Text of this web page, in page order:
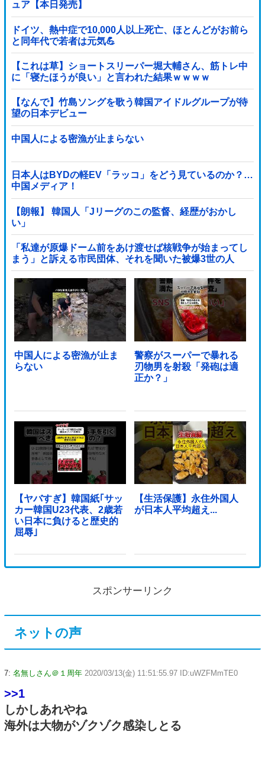
ュア【本日発売】
ドイツ、熱中症で10,000人以上死亡、ほとんどがお前ら
と同年代で若者は元気💪
【これは草】ショートスリーパー堀大輔さん、筋トレ中
に「寝たほうが良い」と言われた結果ｗｗｗｗ
【なんで】竹島ソングを歌う韓国アイドルグループが待
望の日本デビュー
中国人による密漁が止まらない
日本人はBYDの軽EV「ラッコ」をどう見ているのか？…
中国メディア！
【朗報】 韓国人「Jリーグのこの監督、経歴がおかし
い」
「私達が原爆ドーム前をあけ渡せば核戦争が始まってし
まう」と訴える市民団体、それを聞いた被爆3世の人
が……他
中国人による密漁が止ま
らない
警察がスーパーで暴れる
刃物男を射殺「発砲は適
正か？」
【ヤバすぎ】韓国紙｢サッ
カー韓国U23代表、2歳若
い日本に負けると歴史的
屈辱｣
【生活保護】永住外国人
が日本人平均超え...
スポンサーリンク
ネットの声
7: 名無しさん＠１周年 2020/03/13(金) 11:51:55.97 ID:uWZFMmTE0
>>1
しかしあれやね
海外は大物がゾクゾク感染しとる